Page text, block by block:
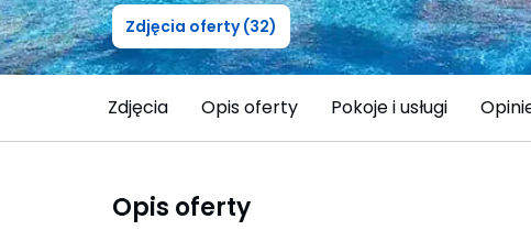
Zdjęcia oferty (32)
Zdjęcia Opis oferty Pokoje i usługi
Opis oferty